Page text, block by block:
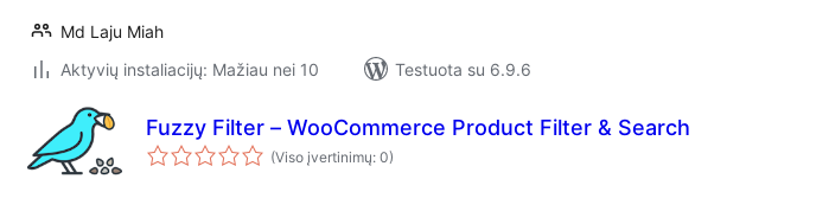
Md Laju Miah
Aktyvių instaliacijų: Mažiau nei 10
Testuota su 6.9.6
Fuzzy Filter – WooCommerce Product Filter & Search
(Viso įvertinimų: 0)